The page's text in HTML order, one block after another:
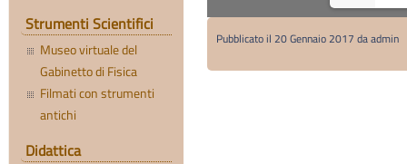
Strumenti Scientifici
Museo virtuale del
Gabinetto di Fisica
Filmati con strumenti
antichi
Didattica
Pubblicato il 20 Gennaio 2017 da admin